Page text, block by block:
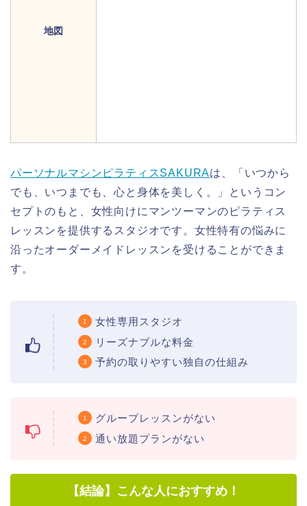
地図
パーソナルマシンピラティスSAKURAは、「いつから
でも、いつまでも、心と身体を美しく。」というコン
セプトのもと、女性向けにマンツーマンのピラティス
レッスンを提供するスタジオです。女性特有の悩みに
沿ったオーダーメイドレッスンを受けることができま
す。
女性専用スタジオ
リーズナブルな料金
予約の取りやすい独自の仕組み
グループレッスンがない
通い放題プランがない
【結論】こんな人におすすめ！